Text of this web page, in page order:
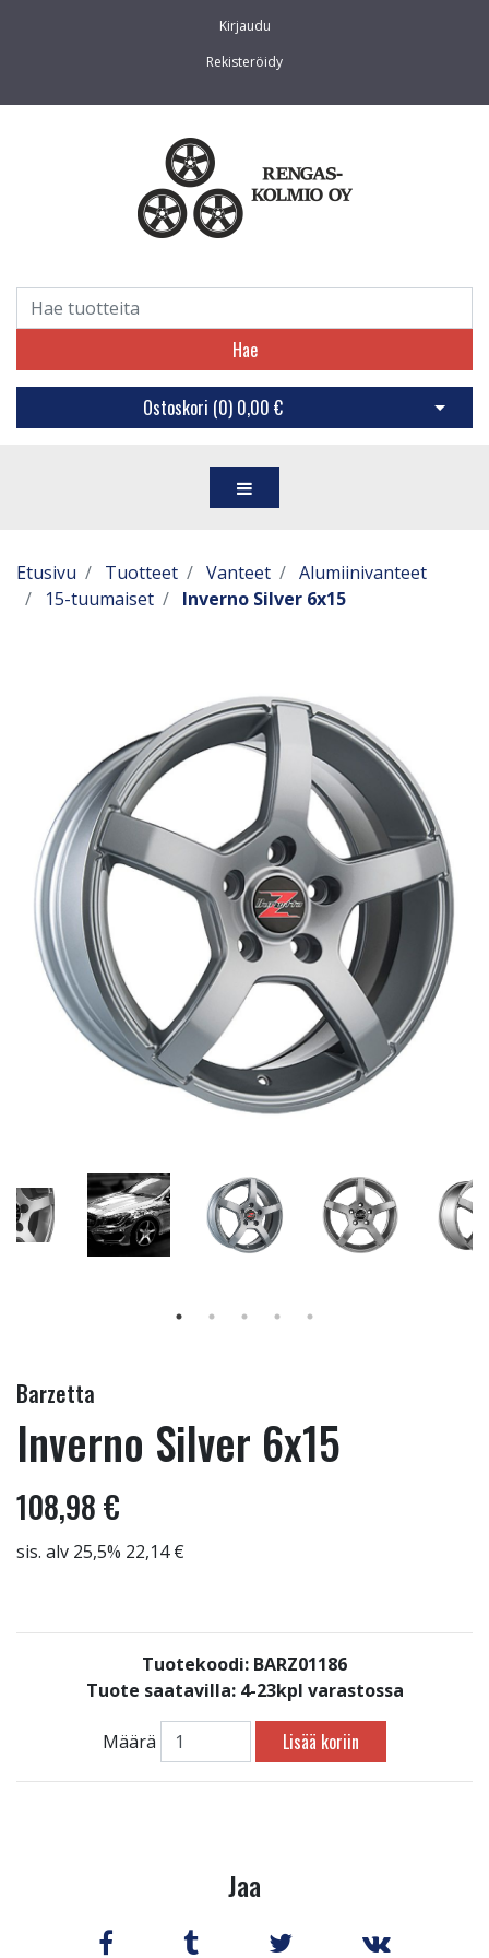
Kirjaudu
Rekisteröidy
Hae
Ostoskori (0) 0,00 € Avaa
Etusivu Tuotteet Vanteet
Alumiinivanteet
15-tuumaiset
Inverno Silver 6x15
Barzetta
Inverno Silver 6x15
108,98 €
sis. alv 25,5% 22,14 €
Tuotekoodi: BARZ01186
Tuote saatavilla: 4-23kpl varastossa
Määrä Lisää koriin
Jaa